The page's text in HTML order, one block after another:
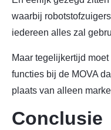
waarbij
iedereen alles zal
Maar tegelijkertijd
functies bij de MOVA
plaats van alleen
Conclusie